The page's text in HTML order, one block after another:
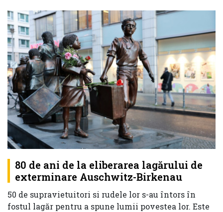
80 de ani de la eliberarea lagărului de
exterminare Auschwitz-Birkenau
50 de supravietuitori si rudele lor s-au întors în
fostul lagăr pentru a spune lumii povestea lor. Este